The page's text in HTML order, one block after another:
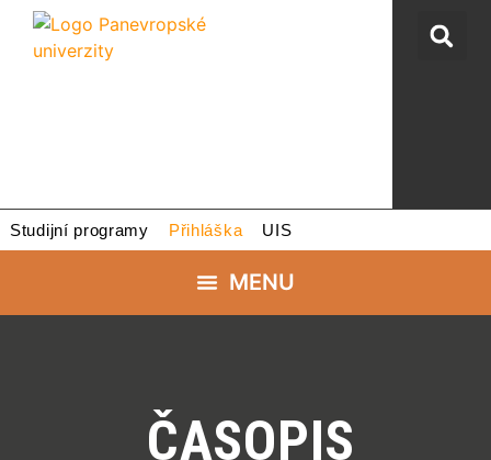
Studijní programy Přihláška UIS
ČASOPIS